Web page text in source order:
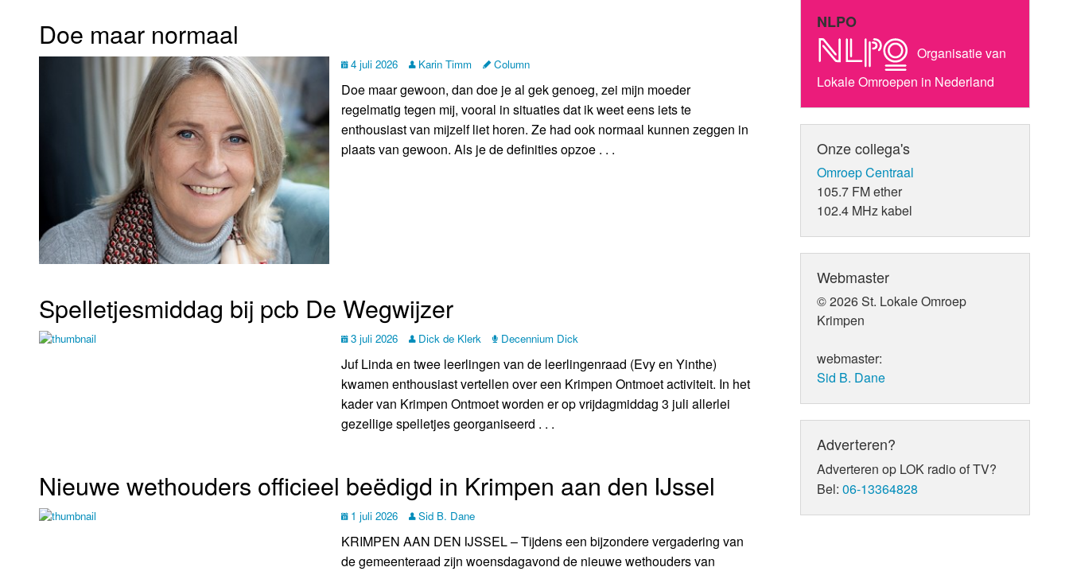
Doe maar normaal
4 juli 2026 Karin Timm Column
Doe maar gewoon, dan doe je al gek genoeg, zei mijn moeder
regelmatig tegen mij, vooral in situaties dat ik weet eens iets te
enthousiast van mijzelf liet horen. Ze had ook normaal kunnen zeggen in
plaats van gewoon. Als je de definities opzoe . . .
Spelletjesmiddag bij pcb De Wegwijzer
3 juli 2026 Dick de Klerk Decennium Dick
Juf Linda en twee leerlingen van de leerlingenraad (Evy en Yinthe)
kwamen enthousiast vertellen over een Krimpen Ontmoet activiteit. In het
kader van Krimpen Ontmoet worden er op vrijdagmiddag 3 juli allerlei
gezellige spelletjes georganiseerd . . .
Nieuwe wethouders officieel beëdigd in Krimpen aan den IJssel
1 juli 2026 Sid B. Dane
KRIMPEN AAN DEN IJSSEL – Tijdens een bijzondere vergadering van
de gemeenteraad zijn woensdagavond de nieuwe wethouders van
NLPO
Organisatie van
Lokale Omroepen in Nederland
Onze collega's
Omroep Centraal
105.7 FM ether
102.4 MHz kabel
Webmaster
© 2026 St. Lokale Omroep
Krimpen
webmaster:
Sid B. Dane
Adverteren?
Adverteren op LOK radio of TV?
Bel:06-13364828